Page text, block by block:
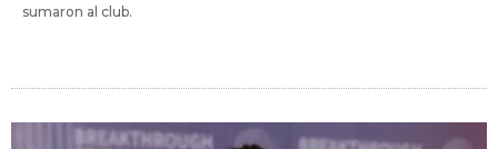
sumaron al club.